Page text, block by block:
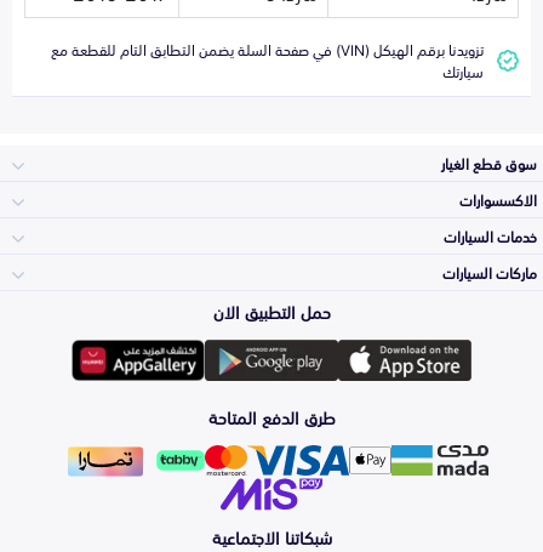
تزويدنا برقم الهيكل (VIN) في صفحة السلة يضمن التطابق التام للقطعة مع
سيارتك
سوق قطع الغيار
المكائن، القيرات
وملحقاتها
الشمعات
والاصطبات (الاضاءة)
الفرامل والأقمشة
الاكسسوارات
لوازم الرحلات
اكسسوارات العناية
خدمات السيارات
الأكثر مبيعاً
التلميع والعناية
ماركات السيارات
تويوتا
هيونداي
كيا
حمل التطبيق الان
طرق الدفع المتاحة
شبكاتنا الاجتماعية